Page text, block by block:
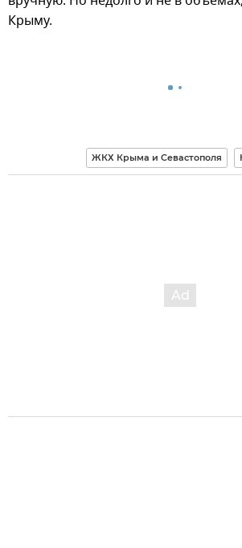
Крыму.
ЖКХ Крыма и Севастополя